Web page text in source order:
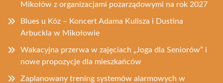
Mikołów z organizacjami pozarządowymi na rok 2027
Blues u Kóz – Koncert Adama Kulisza i Dustina
Arbuckla w Mikołowie
Wakacyjna przerwa w zajęciach „Joga dla Seniorów” i
nowe propozycje dla mieszkańców
Zaplanowany trening systemów alarmowych w